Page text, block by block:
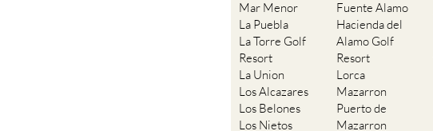
Mar Menor
La Puebla
La Torre Golf
Resort
La Union
Los Alcazares
Los Belones
Los Nietos
Fuente Alamo
Hacienda del
Alamo Golf
Resort
Lorca
Mazarron
Puerto de
Mazarron